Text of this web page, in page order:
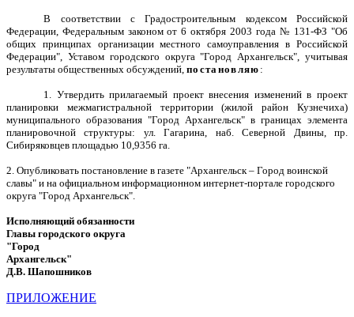
В соответствии с Градостроительным кодексом Российской
Федерации, Федеральным законом от 6 октября 2003 года № 131-ФЗ "Об
общих принципах организации местного самоуправления в Российской
Федерации", Уставом городского округа "Город Архангельск", учитывая
результаты общественных обсуждений, постановляю :
1. Утвердить прилагаемый проект внесения изменений в проект
планировки межмагистральной территории (жилой район Кузнечиха)
муниципального образования "Город Архангельск" в границах элемента
планировочной структуры: ул. Гагарина, наб. Северной Двины, пр.
Сибиряковцев площадью 10,9356 га.
2. Опубликовать постановление в газете "Архангельск – Город воинской
славы" и на официальном информационном интернет-портале городского
округа "Город Архангельск".
Исполняющий обязанности
Главы городского округа
"Город
Архангельск"
Д.В. Шапошников
ПРИЛОЖЕНИЕ